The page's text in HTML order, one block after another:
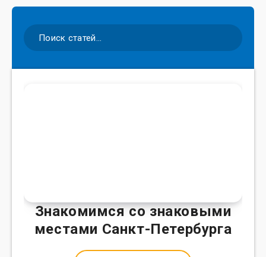
Знакомимся со знаковыми
местами Санкт-Петербурга